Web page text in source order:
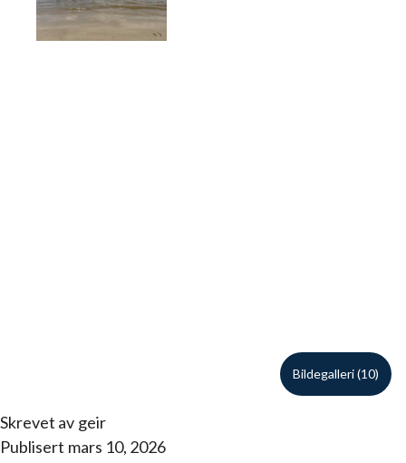
Bildegalleri (10)
Skrevet av geir
Publisert mars 10, 2026